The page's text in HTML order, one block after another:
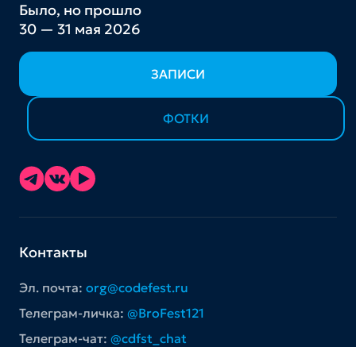
Было, но прошло
30 — 31 мая 2026
ЗАПИСИ
ФОТКИ
Контакты
Эл. почта: org@codefest.ru
Телеграм-личка: @BroFest121
Телеграм-чат: @cdfst_chat